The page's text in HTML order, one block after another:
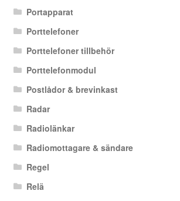
Portapparat
Porttelefoner
Porttelefoner tillbehör
Porttelefonmodul
Postlådor & brevinkast
Radar
Radiolänkar
Radiomottagare & sändare
Regel
Relä